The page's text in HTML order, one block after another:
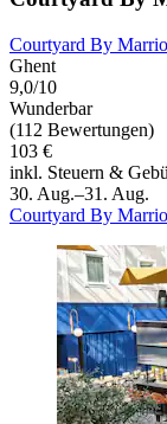
Courtyard By
Ghent
9,0/10
Wunderbar
(112 Bewertungen)
103 €
inkl. Steuern &
30. Aug.–31. Aug.
Courtyard By